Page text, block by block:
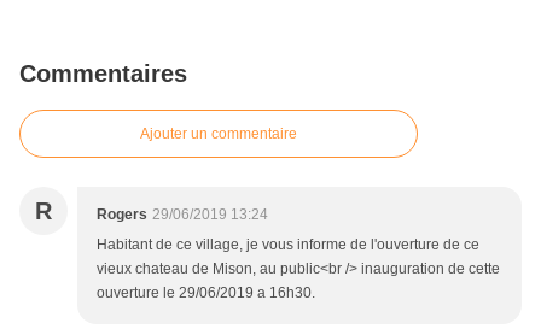
Commentaires
Ajouter un commentaire
R Rogers 29/06/2019 13:24
Habitant de ce village, je vous informe de l'ouverture de ce
vieux chateau de Mison, au public<br /> inauguration de cette
ouverture le 29/06/2019 a 16h30.